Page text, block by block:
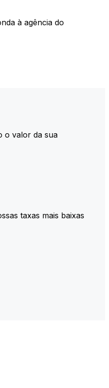
à agência do
o valor da sua
taxas mais baixas